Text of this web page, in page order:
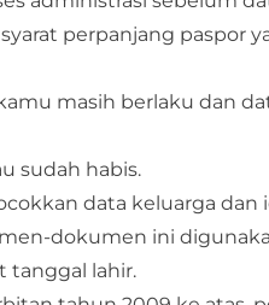
perpanjang paspor
masih berlaku dan
sudah habis.​
data keluarga dan
dokumen ini
tanggal lahir.​